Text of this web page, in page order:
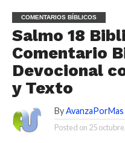
COMENTARIOS BÍBLICOS
Salmo 18
Comentario
Devocional
y Texto
By AvanzaPorMas
Posted on 25